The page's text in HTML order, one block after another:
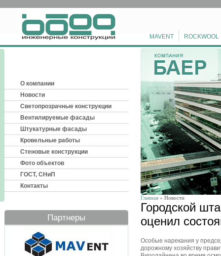
MAVENT ROCKWOOL
О компании
Новости
Светопрозрачные конструкции
Вентилируемые фасады
Штукатурные фасады
Кровельные работы
Стеновые конструкции
Фото объектов
ГОСТ, СНиП
Контакты
Партнеры
Главная » Новости
Городской
оценил
Особые нарекания у
дорожному хозяйству